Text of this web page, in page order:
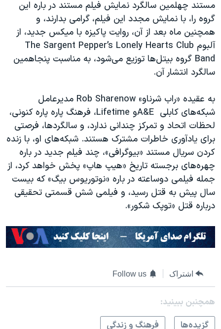
مستند چهلمین سالگرد نمایش فیلم مستند در باره این
گروه را، با نمایش مجدد این فیلم، گرامی بدارند، و
همچنین ماه بعد از آن، روایت پاکیزه با میکس جدید، از
آلبوم The Sargent Pepper’s Lonely Hearts Club
Band گروه بیتل‌ها توزیع می‌شود، به مناسبت پنجاهمین
سالگرد انتشار آن.
به عقیده «راب شرناو» Rob Sharenow مدیرعامل
شبکه‌های کابلی A&Eو Lifetime، فرهنگ پاره پاره کنونی،
لحظات اتحاد و تمرکز چندانی ندارد، و سالگردها، فرصتی
برای یادآوری خاطرات مشترک هستند. شبکه‌های او، با زنده
کردن سریال مستند «بیوگرافی»، چند فیلم جدید در باره
چهره‌های برجسته تاریخ «هیپ هاپ» پخش خواهد کرد، از
جمله فیلمی دوساعته در باره «نوتوریوس بیگ» که بیست
سال پیش به قتل رسید، و فیلمی شش قسمتی تحقیقی
درباره قتل «توپک شکور».
اشتراک Follow us
همچنبن ببینید:
گزيده‌ها
فرهنگ و زندگی